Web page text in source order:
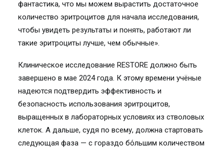
фантастика, что мы можем вырастить достаточное
количество эритроцитов для начала исследования,
чтобы увидеть результаты и понять, работают ли
такие эритроциты лучше, чем обычные».
Клиническое исследование RESTORE должно быть
завершено в мае 2024 года. К этому времени учёные
надеются подтвердить эффективность и
безопасность использования эритроцитов,
выращенных в лабораторных условиях из стволовых
клеток. А дальше, судя по всему, должна стартовать
следующая фаза — с гораздо бо́льшим количеством